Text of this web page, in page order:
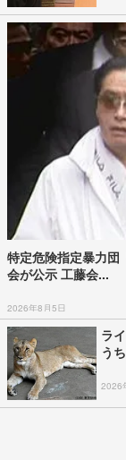
特定危険指定暴力団
会が公示 工藤会...
2026年8月5日
ラ
う
2026